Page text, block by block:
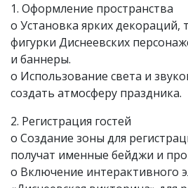
1. Оформление пространства
o Установка ярких декораций,
фигурки Диснеевских
и баннеры.
o Использование света и
создать атмосферу праздника.
2. Регистрация гостей
o Создание зоны для
получат именные бейджи и
o Включение интерактивного